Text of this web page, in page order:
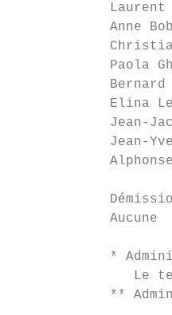
Laurent
Anne
Paola
Bernard
Elina
Jean-
Jean-
            Aucune
*
Le
**